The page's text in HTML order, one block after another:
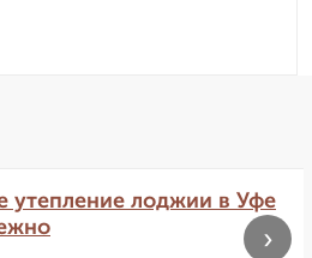
утепление лоджии в Уфе
›